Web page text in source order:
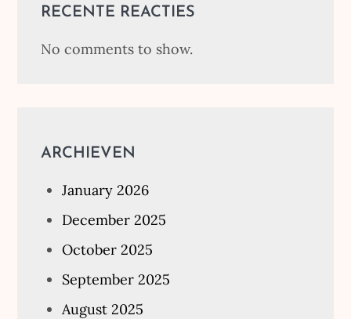
RECENTE REACTIES
No comments to show.
ARCHIEVEN
January 2026
December 2025
October 2025
September 2025
August 2025